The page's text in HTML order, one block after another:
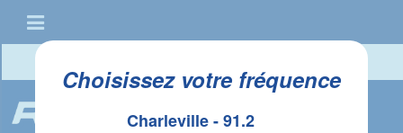
Choisissez votre fréquence
Charleville - 91.2